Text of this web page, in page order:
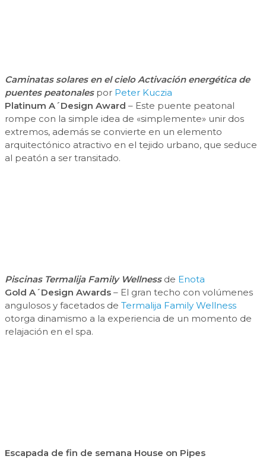
Caminatas solares en el cielo Activación energética de
puentes peatonalespor Peter Kuczia
Platinum A´Design Award – Este puente peatonal
rompe con la simple idea de «simplemente» unir dos
extremos, además se convierte en un elemento
arquitectónico atractivo en el tejido urbano, que seduce
al peatón a ser transitado.
Piscinas Termalija Family Wellness de Enota
Gold A´Design Awards – El gran techo con volúmenes
angulosos y facetados de Termalija Family Wellness
otorga dinamismo a la experiencia de un momento de
relajación en el spa.
Escapada de fin de semana House on Pipes